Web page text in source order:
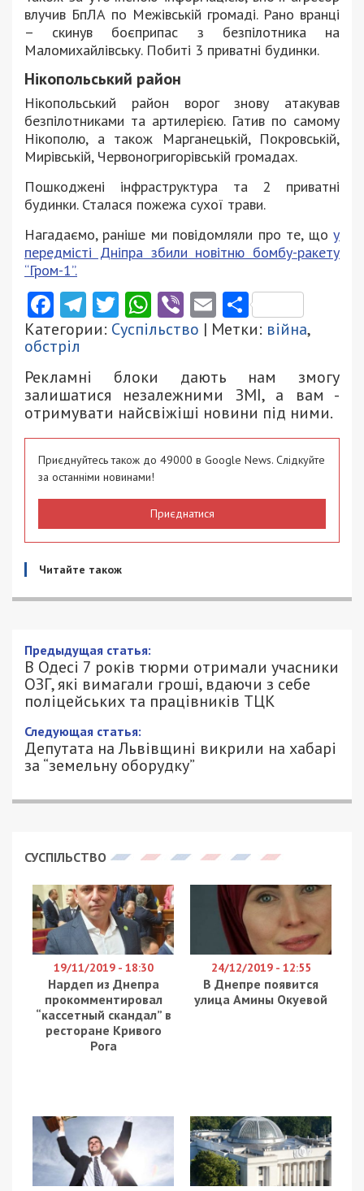
влучив БпЛА по Межівській громаді. Рано вранці
– скинув боєприпас з безпілотника на
Маломихайлівську. Побиті 3 приватні будинки.
Нікопольський район
Нікопольський район ворог знову атакував
безпілотниками та артилерією. Гатив по самому
Нікополю, а також Марганецькій, Покровській,
Мирівській, Червоногригорівській громадах.
Пошкоджені інфраструктура та 2 приватні
будинки. Сталася пожежа сухої трави.
Нагадаємо, раніше ми повідомляли про те, що у
передмісті Дніпра збили новітню бомбу-ракету
“Гром-1”.
Facebook
Telegram
Twitter
WhatsApp
ViberEmail
Категории: Суспільство | Метки: війна,
обстріл
Рекламні блоки дають нам змогу
залишатися незалежними ЗМІ, а вам -
отримувати найсвіжіші новини під ними.
Приєднуйтесь також до 49000 в Google News. Слідкуйте
за останніми новинами!
Приєднатися
Читайте також
Предыдущая статья:
В Одесі 7 років тюрми отримали учасники
ОЗГ, які вимагали гроші, вдаючи з себе
поліцейських та працівників ТЦК
Следующая статья:
Депутата на Львівщині викрили на хабарі
за “земельну оборудку”
СУСПІЛЬСТВО
19/11/2019 - 18:30
Нардеп из Днепра
прокомментировал
“кассетный скандал” в
ресторане Кривого
Рога
24/12/2019 - 12:55
В Днепре появится
улица Амины Окуевой